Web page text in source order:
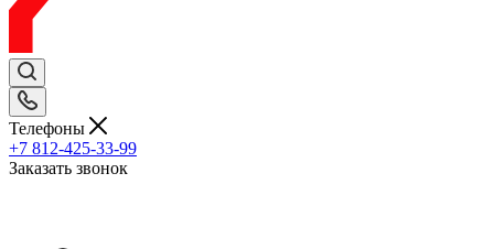
Телефоны
+7 812-425-33-99
Заказать звонок